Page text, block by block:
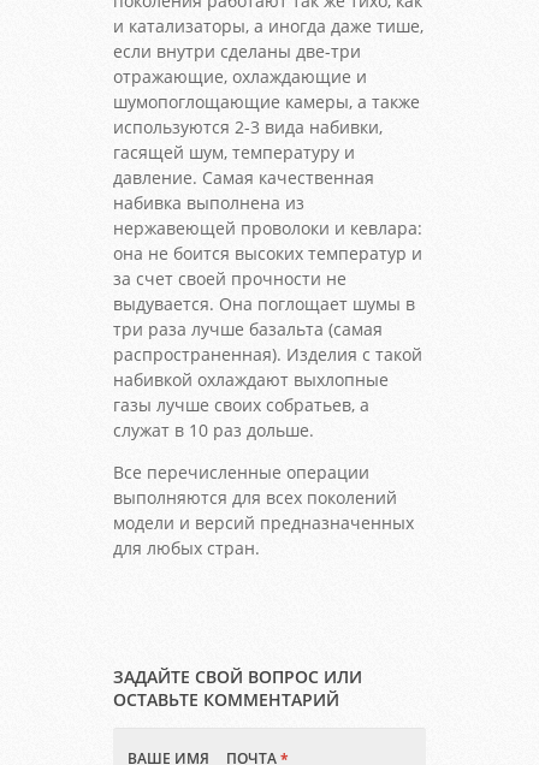
и катализаторы, а иногда даже тише,
если внутри сделаны две-три
отражающие, охлаждающие и
шумопоглощающие камеры, а также
используются 2-3 вида набивки,
гасящей шум, температуру и
давление. Самая качественная
набивка выполнена из
нержавеющей проволоки и кевлара:
она не боится высоких температур и
за счет своей прочности не
выдувается. Она поглощает шумы в
три раза лучше базальта (самая
распространенная). Изделия с такой
набивкой охлаждают выхлопные
газы лучше своих собратьев, а
служат в 10 раз дольше.
Все перечисленные операции
выполняются для всех поколений
модели и версий предназначенных
для любых стран.
ЗАДАЙТЕ СВОЙ ВОПРОС ИЛИ
ОСТАВЬТЕ КОММЕНТАРИЙ
ВАШЕ ИМЯ
ПОЧТА*